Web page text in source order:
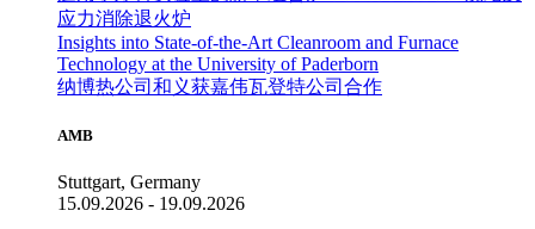
应力消除退火炉
Insights into State-of-the-Art Cleanroom and Furnace
Technology at the University of Paderborn
纳博热公司和义获嘉伟瓦登特公司合作
AMB
Stuttgart, Germany
15.09.2026 - 19.09.2026